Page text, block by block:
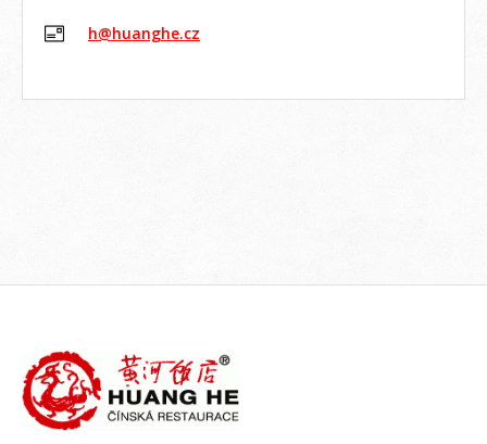
h@huanghe.cz